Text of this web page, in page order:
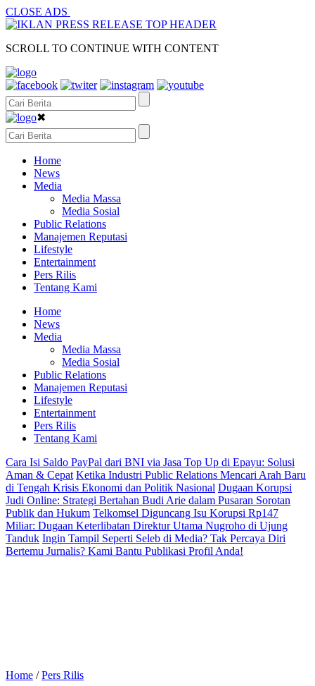
CLOSE ADS
SCROLL TO CONTINUE WITH CONTENT
✖
Home
News
Media
Media Massa
Media Sosial
Public Relations
Manajemen Reputasi
Lifestyle
Entertainment
Pers Rilis
Tentang Kami
Home
News
Media
Media Massa
Media Sosial
Public Relations
Manajemen Reputasi
Lifestyle
Entertainment
Pers Rilis
Tentang Kami
Cara Isi Saldo PayPal dari BNI via Jasa Top Up di Epayu: Solusi
Aman & Cepat Ketika Industri Public Relations Mencari Arah Baru
di Tengah Krisis Ekonomi dan Politik Nasional Dugaan Korupsi
Judi Online: Strategi Bertahan Budi Arie dalam Pusaran Sorotan
Publik dan Hukum Telkomsel Diguncang Isu Korupsi Rp147
Miliar: Dugaan Keterlibatan Direktur Utama Nugroho di Ujung
Tanduk Ingin Tampil Seperti Seleb di Media? Tak Percaya Diri
Bertemu Jurnalis? Kami Bantu Publikasi Profil Anda!
Home /Pers Rilis